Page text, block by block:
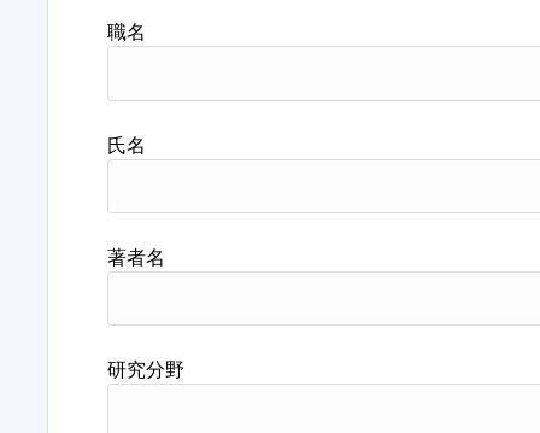
職名
氏名
著者名
研究分野